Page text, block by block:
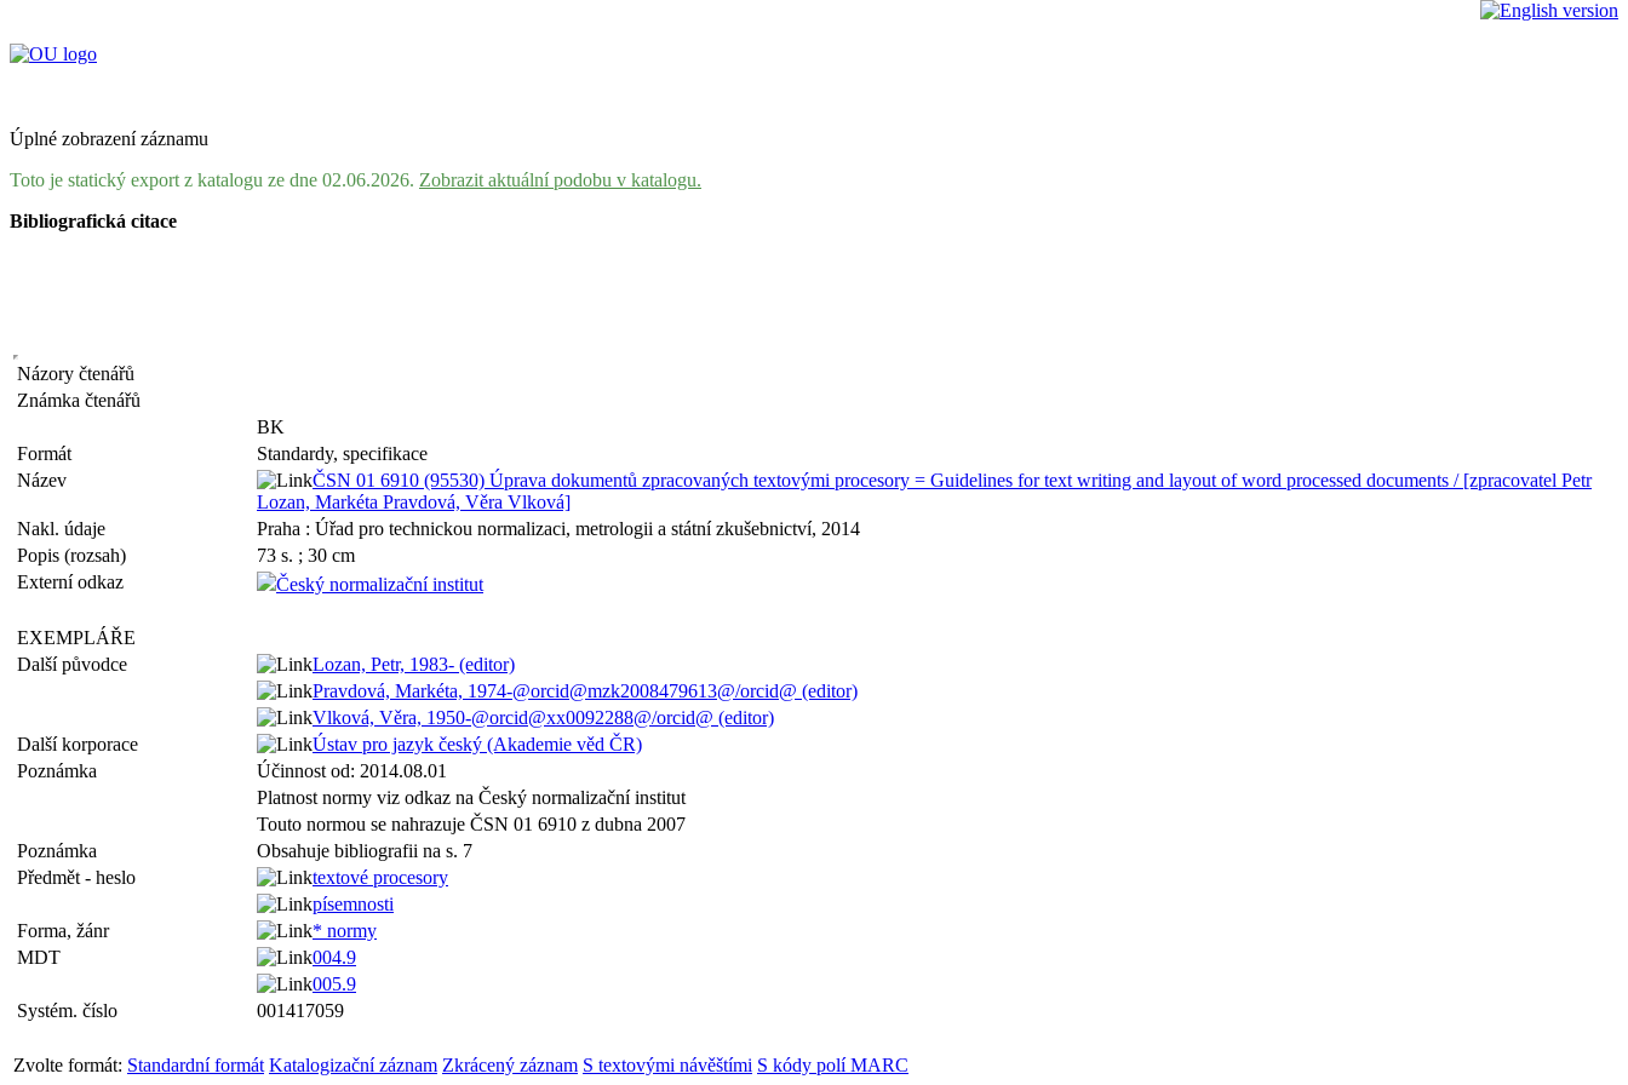
Úplné zobrazení záznamu
Toto je statický export z katalogu ze dne 02.06.2026. Zobrazit aktuální podobu v katalogu.
Bibliografická citace
Názory čtenářů
Známka čtenářů
BK
Formát
Standardy, specifikace
Název
ČSN 01 6910 (95530) Úprava dokumentů zpracovaných textovými procesory = Guidelines for text writing and layout of word processed documents / [zpracovatel Petr
Lozan, Markéta Pravdová, Věra Vlková]
Nakl. údaje
Praha : Úřad pro technickou normalizaci, metrologii a státní zkušebnictví, 2014
Popis (rozsah)
73 s. ; 30 cm
Externí odkaz
Český normalizační institut
EXEMPLÁŘE
Další původce
Lozan, Petr, 1983- (editor)
Pravdová, Markéta, 1974-@orcid@mzk2008479613@/orcid@ (editor)
Vlková, Věra, 1950-@orcid@xx0092288@/orcid@ (editor)
Další korporace
Ústav pro jazyk český (Akademie věd ČR)
Poznámka
Účinnost od: 2014.08.01
Platnost normy viz odkaz na Český normalizační institut
Touto normou se nahrazuje ČSN 01 6910 z dubna 2007
Poznámka
Obsahuje bibliografii na s. 7
Předmět - heslo
textové procesory
písemnosti
Forma, žánr
* normy
MDT
004.9
005.9
Systém. číslo
001417059
Zvolte formát: Standardní formát Katalogizační záznam Zkrácený záznam S textovými návěštími S kódy polí MARC